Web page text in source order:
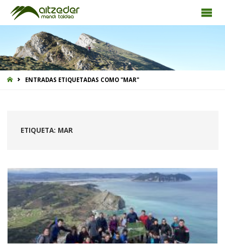
INICIOENTRADAS ETIQUETADAS COMO "MAR"
ETIQUETA: MAR